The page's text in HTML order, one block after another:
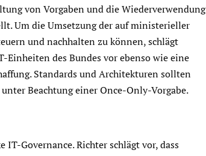
von Vorgaben und die Wiederverwendung
Um die Umsetzung der auf ministerieller
und nachhalten zu können, schlägt
Einheiten des Bundes vor ebenso wie eine
Standards und Architekturen sollten
Beachtung einer Once-Only-Vorgabe.
Governance. Richter schlägt vor, dass